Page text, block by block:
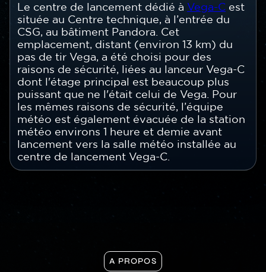
Texte
Le centre de lancement dédié à Vega-C est
située au Centre technique, à l’entrée du
CSG, au bâtiment Pandora. Cet
emplacement, distant (environ 13 km) du
pas de tir Vega, a été choisi pour des
raisons de sécurité, liées au lanceur Vega-C
dont l'étage principal est beaucoup plus
puissant que ne l'était celui de Vega. Pour
les mêmes raisons de sécurité, l’équipe
météo est également évacuée de la station
météo environs 1 heure et demie avant
lancement vers la salle météo installée au
centre de lancement Vega-C.
A PROPOS